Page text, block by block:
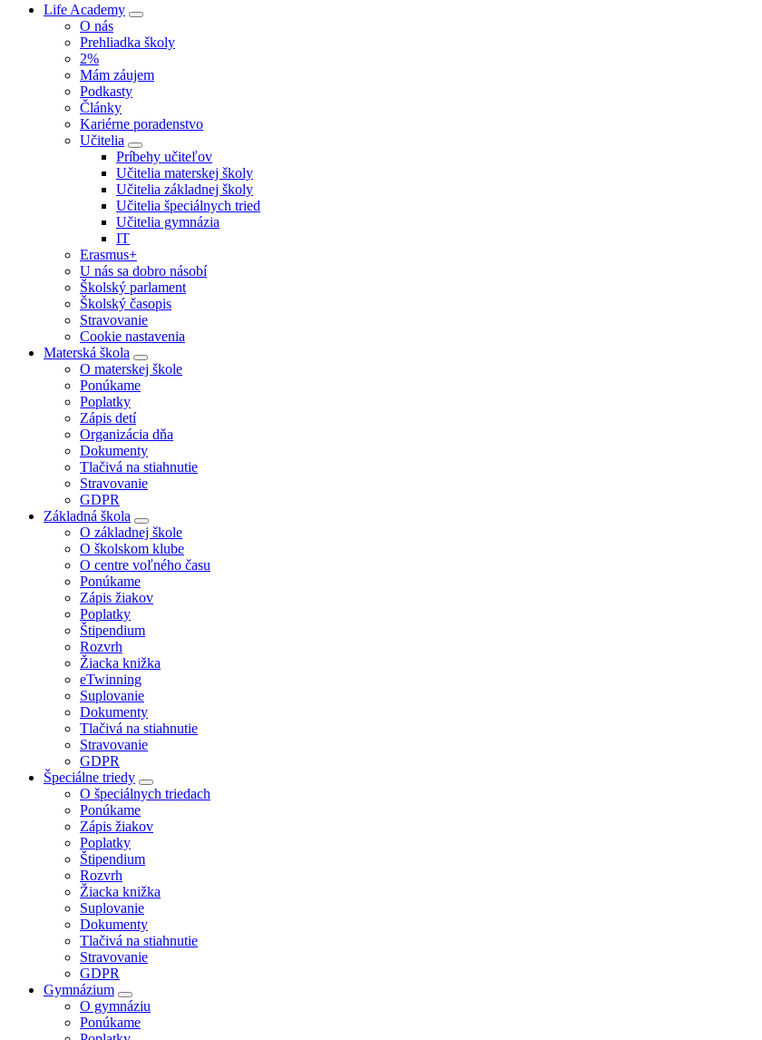
Life Academy
O nás
Prehliadka školy
2%
Mám záujem
Podkasty
Články
Kariérne poradenstvo
Učitelia
Príbehy učiteľov
Učitelia materskej školy
Učitelia základnej školy
Učitelia špeciálnych tried
Učitelia gymnázia
IT
Erasmus+
U nás sa dobro násobí
Školský parlament
Školský časopis
Stravovanie
Cookie nastavenia
Materská škola
O materskej škole
Ponúkame
Poplatky
Zápis detí
Organizácia dňa
Dokumenty
Tlačivá na stiahnutie
Stravovanie
GDPR
Základná škola
O základnej škole
O školskom klube
O centre voľného času
Ponúkame
Zápis žiakov
Poplatky
Štipendium
Rozvrh
Žiacka knižka
eTwinning
Suplovanie
Dokumenty
Tlačivá na stiahnutie
Stravovanie
GDPR
Špeciálne triedy
O špeciálnych triedach
Ponúkame
Zápis žiakov
Poplatky
Štipendium
Rozvrh
Žiacka knižka
Suplovanie
Dokumenty
Tlačivá na stiahnutie
Stravovanie
GDPR
Gymnázium
O gymnáziu
Ponúkame